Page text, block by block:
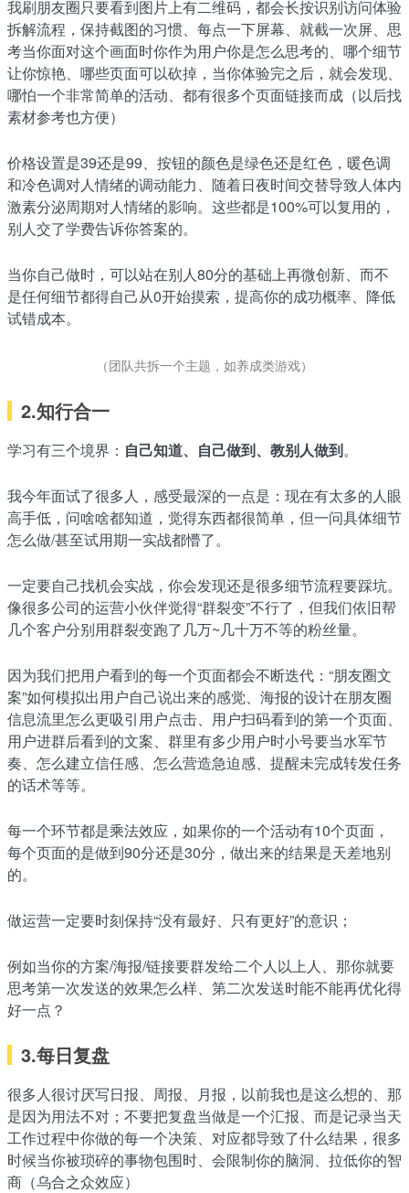
我刷朋友圈只要看到图片上有二维码，都会长按识别访问体验
拆解流程，保持截图的习惯、每点一下屏幕、就截一次屏、思
考当你面对这个画面时你作为用户你是怎么思考的、哪个细节
让你惊艳、哪些页面可以砍掉，当你体验完之后，就会发现、
哪怕一个非常简单的活动、都有很多个页面链接而成（以后找
素材参考也方便）
价格设置是39还是99、按钮的颜色是绿色还是红色，暖色调
和冷色调对人情绪的调动能力、随着日夜时间交替导致人体内
激素分泌周期对人情绪的影响。这些都是100%可以复用的，
别人交了学费告诉你答案的。
当你自己做时，可以站在别人80分的基础上再微创新、而不
是任何细节都得自己从0开始摸索，提高你的成功概率、降低
试错成本。
（团队共拆一个主题，如养成类游戏）
2.知行合一
学习有三个境界： 自己知道、自己做到、教别人做到。
我今年面试了很多人，感受最深的一点是：现在有太多的人眼
高手低，问啥啥都知道，觉得东西都很简单，但一问具体细节
怎么做/甚至试用期一实战都懵了。
一定要自己找机会实战，你会发现还是很多细节流程要踩坑。
像很多公司的运营小伙伴觉得“群裂变”不行了，但我们依旧帮
几个客户分别用群裂变跑了几万~几十万不等的粉丝量。
因为我们把用户看到的每一个页面都会不断迭代：“朋友圈文
案”如何模拟出用户自己说出来的感觉、海报的设计在朋友圈
信息流里怎么更吸引用户点击、用户扫码看到的第一个页面、
用户进群后看到的文案、群里有多少用户时小号要当水军节
奏、怎么建立信任感、怎么营造急迫感、提醒未完成转发任务
的话术等等。
每一个环节都是乘法效应，如果你的一个活动有10个页面，
每个页面的是做到90分还是30分，做出来的结果是天差地别
的。
做运营一定要时刻保持“没有最好、只有更好”的意识；
例如当你的方案/海报/链接要群发给二个人以上人、那你就要
思考第一次发送的效果怎么样、第二次发送时能不能再优化得
好一点？
3.每日复盘
很多人很讨厌写日报、周报、月报，以前我也是这么想的、那
是因为用法不对；不要把复盘当做是一个汇报、而是记录当天
工作过程中你做的每一个决策、对应都导致了什么结果，很多
时候当你被琐碎的事物包围时、会限制你的脑洞、拉低你的智
商（乌合之众效应）